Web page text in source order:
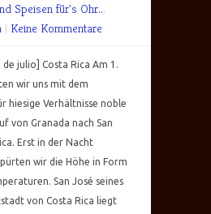
Speisen für's Ohr..,
| Keine Kommentare
de julio] Costa Rica Am 1.
wir uns mit dem
hiesige Verhältnisse noble
von Granada nach San
Erst in der Nacht
wir die Höhe in Form
San José seines
von Costa Rica liegt